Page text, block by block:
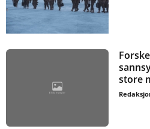
store